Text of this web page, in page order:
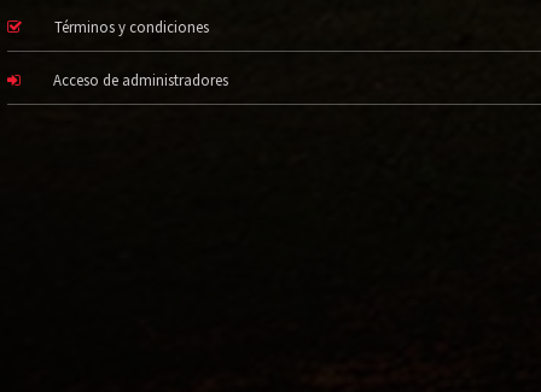
Términos y condiciones
Acceso de administradores